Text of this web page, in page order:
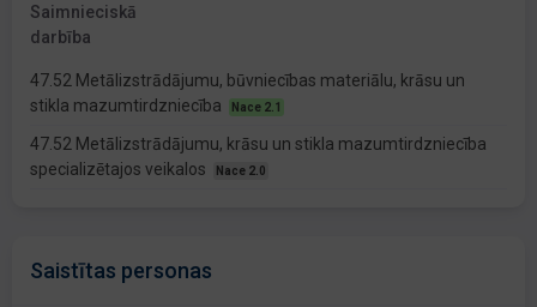
Saimnieciskā
darbība
47.52 Metālizstrādājumu, būvniecības materiālu, krāsu un
stikla mazumtirdzniecība
Nace 2.1
47.52 Metālizstrādājumu, krāsu un stikla mazumtirdzniecība
specializētajos veikalos
Nace 2.0
Saistītas personas